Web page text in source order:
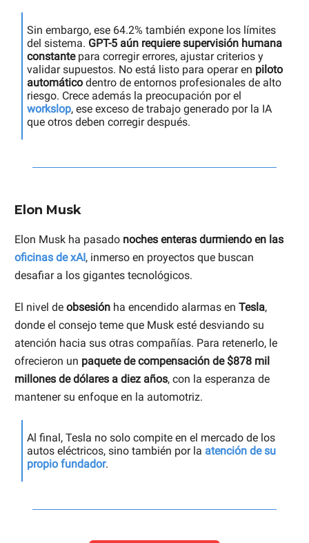
Sin embargo, ese 64.2% también expone los límites
del sistema. GPT-5 aún requiere supervisión humana
constantepara corregir errores, ajustar criterios y
validar supuestos. No está listo para operar en piloto
automático dentro de entornos profesionales de alto
riesgo. Crece además la preocupación por el
workslop, ese exceso de trabajo generado por la IA
que otros deben corregir después.
Elon Musk
Elon Musk ha pasado noches enteras durmiendo en las
oficinas de xAI , inmerso en proyectos que buscan
desafiar a los gigantes tecnológicos.
El nivel de obsesión ha encendido alarmas en Tesla,
donde el consejo teme que Musk esté desviando su
atención hacia sus otras compañías. Para retenerlo, le
ofrecieron un paquete de compensación de $878 mil
millones de dólares a diez años, con la esperanza de
mantener su enfoque en la automotriz.
Al final, Tesla no solo compite en el mercado de los
autos eléctricos, sino también por la atención de su
propio fundador.